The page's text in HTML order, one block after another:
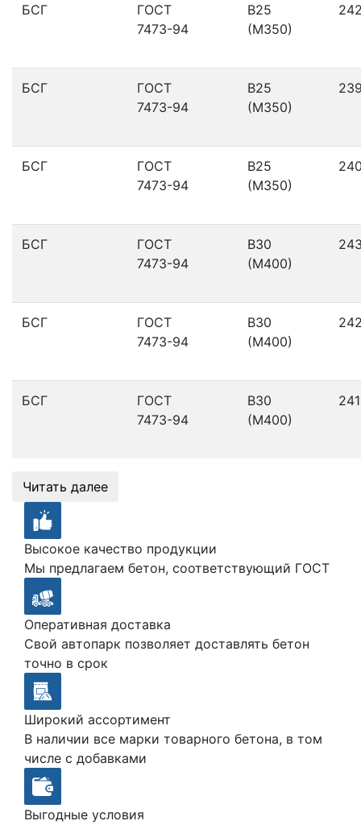
БСГ
ГОСТ
7473-94
В25
(М350)
БСГ
ГОСТ
7473-94
В25
(М350)
БСГ
ГОСТ
7473-94
В25
(М350)
БСГ
ГОСТ
7473-94
В30
(М400)
БСГ
ГОСТ
7473-94
В30
(М400)
БСГ
ГОСТ
7473-94
В30
(М400)
Читать далее
Высокое качество продукции
Мы предлагаем бетон, соответствующий ГОСТ
Оперативная доставка
Свой автопарк позволяет доставлять бетон
точно в срок
Широкий ассортимент
В наличии все марки товарного бетона, в том
числе с добавками
Выгодные условия